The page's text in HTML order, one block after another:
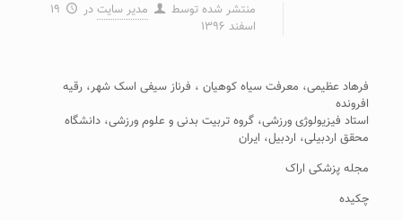
منتشر شده توسط مدیر سایت در
۱۹
اسفند ۱۳۹۶
فرهاد عظیمی، معرفت سیاه کوهیان ، فرناز سیفی اسک شهر، رقیه
افرونده
استاد فیزیولوژی ورزشی، گروه تربیت بدنی و علوم ورزشی، دانشگاه
محقق اردبیلی، اردبیل، ایران
مجله پزشکی اراک
چکیده